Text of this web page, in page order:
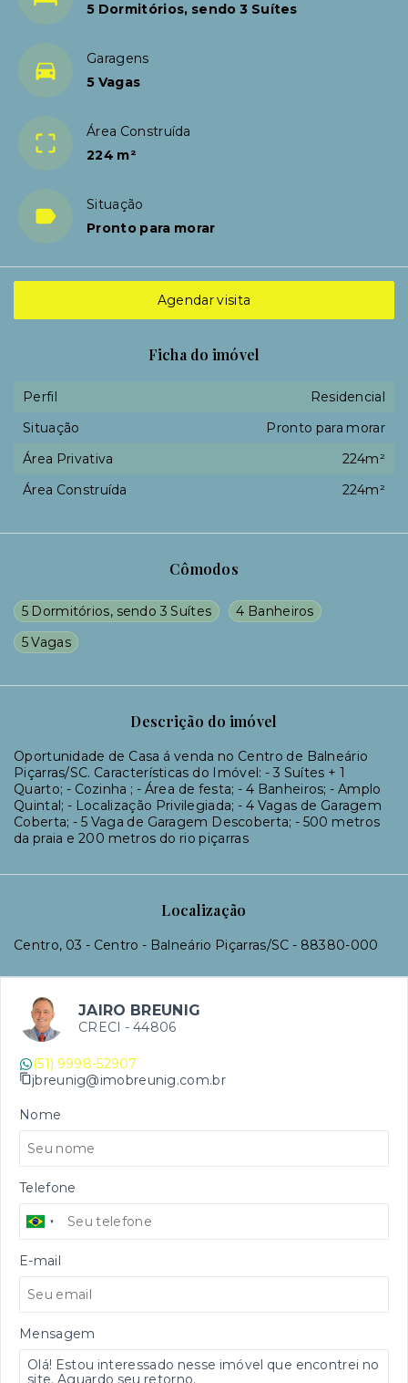
5 Dormitórios, sendo 3 Suítes
Garagens
5 Vagas
Área Construída
224 m²
Situação
Pronto para morar
Cômodos
5 Dormitórios, sendo 3 Suítes
4 Banheiros
5 Vagas
Descrição do imóvel
Oportunidade de Casa á venda no Centro de Balneário
Piçarras/SC. Características do Imóvel: - 3 Suítes + 1
Quarto; - Cozinha ; - Área de festa; - 4 Banheiros; - Amplo
Quintal; - Localização Privilegiada; - 4 Vagas de Garagem
Coberta; - 5 Vaga de Garagem Descoberta; - 500 metros
da praia e 200 metros do rio piçarras
Localização
Centro, 03 - Centro - Balneário Piçarras/SC - 88380-000
Agendar visita
Ficha do imóvel
Perfil
Residencial
Situação
Pronto para morar
Área Privativa
224m²
Área Construída
224m²
JAIRO BREUNIG
CRECI - 44806
(51) 9998-52907
jbreunig@imobreunig.com.br
Nome
Telefone
E-mail
Mensagem